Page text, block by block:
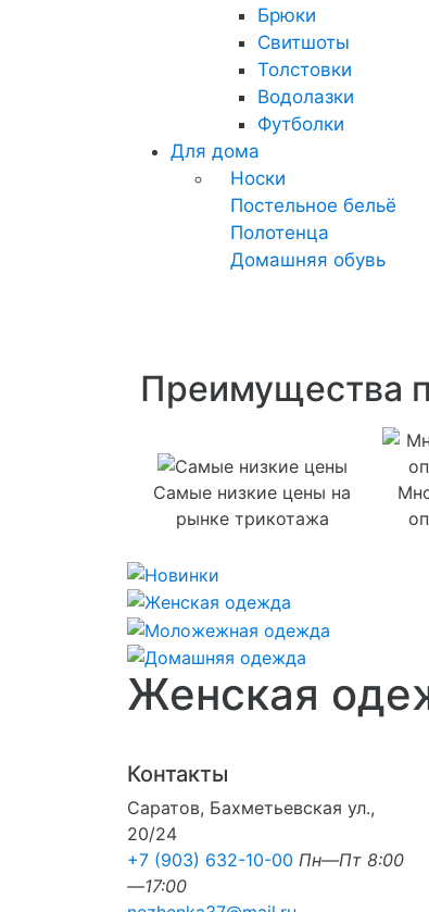
Брюки
Свитшоты
Толстовки
Водолазки
Футболки
Для дома
Носки
Постельное бельё
Полотенца
Домашняя обувь
Преимущества
Самые низкие цены на
рынке трикотажа
Женская
Контакты
Саратов, Бахметьевская ул.,
20/24
+7 (903) 632-10-00 Пн—Пт 8:00
—17:00